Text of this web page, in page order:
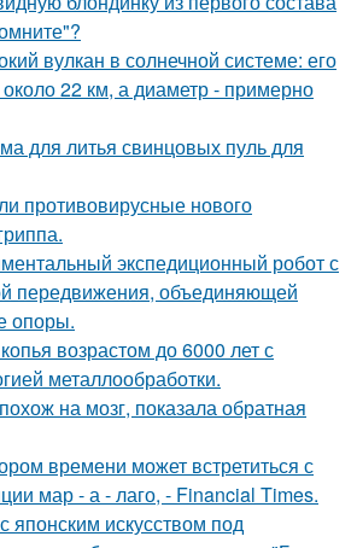
вулкан в солнечной системе: его
22 км, а диаметр - примерно
для литья свинцовых пуль для
противовирусные нового
экспедиционный робот с
передвижения, объединяющей
опоры.
возрастом до 6000 лет с
металлообработки.
на мозг, показала обратная
времени может встретиться с
мар - а - лаго, - Financial Times.
японским искусством под